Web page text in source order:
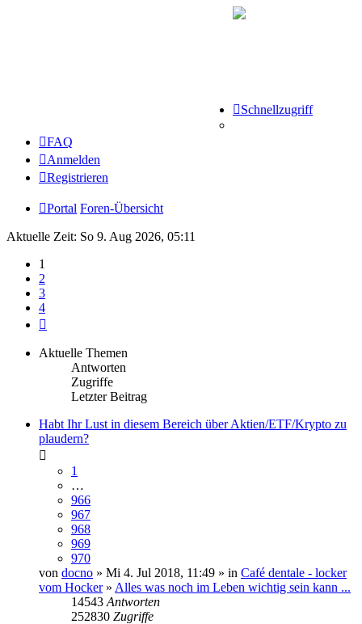
Schnellzugriff
FAQ
Anmelden
Registrieren
Portal Foren-Übersicht
Aktuelle Zeit: So 9. Aug 2026, 05:11
1
2
3
4
Aktuelle Themen
Antworten
Zugriffe
Letzter Beitrag
Habt Ihr Lust in diesem Bereich über Aktien/ETF/Krypto zu
plaudern?
1
…
966
967
968
969
970
von docno » Mi 4. Jul 2018, 11:49 » in Café dentale - locker
vom Hocker» Alles was noch im Leben wichtig sein kann ...
14543 Antworten
252830 Zugriffe